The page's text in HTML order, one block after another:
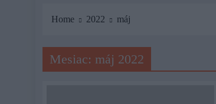
Home 2022 máj
Mesiac: máj 2022